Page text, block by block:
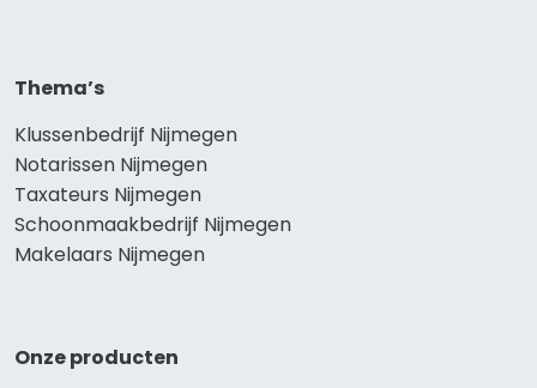
Thema’s
Klussenbedrijf Nijmegen
Notarissen Nijmegen
Taxateurs Nijmegen
Schoonmaakbedrijf Nijmegen
Makelaars Nijmegen
Onze producten